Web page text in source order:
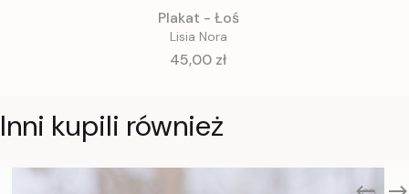
Plakat - Łoś
Lisia Nora
Cena
45,00 zł
Inni kupili również